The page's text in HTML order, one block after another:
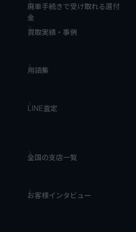
廃車手続きで受け取れる還付
金
買取実績・事例
用語集
LINE査定
全国の支店一覧
お客様インタビュー